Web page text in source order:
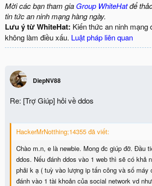
Mời các bạn tham gia Group WhiteHatđể
tin tức an ninh mạng hàng ngày.
Lưu ý từ WhiteHat: Kiến thức an ninh mạng
không làm điều xấu. Luật pháp liên quan
DiepNV88
Re: [Trợ Giúp] hỏi về ddos
HackerMrNotthing;14355 đã viết:
Chào m.n, e là newbie. Mong đc giúp đỡ. Đầu
ddos. Nếu đánh ddos vào 1 web thì sẽ có khả
phải k ạ ( tuỳ vào lượng ip tấn công và số máy
đánh vào 1 tài khoản của social network vd